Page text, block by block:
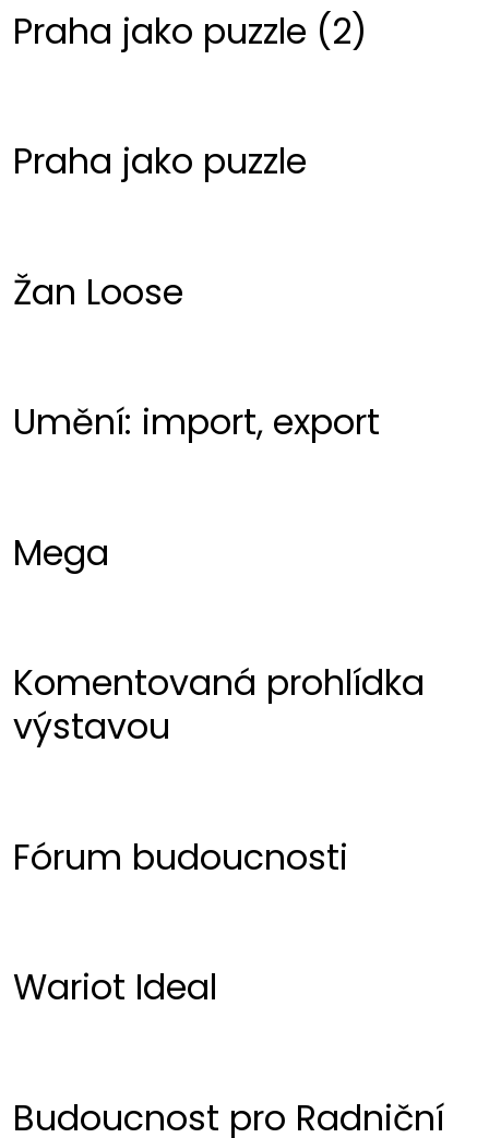
Praha jako puzzle (2)
Praha jako puzzle
Žan Loose
Umění: import, export
Mega
Komentovaná prohlídka
výstavou
Fórum budoucnosti
Wariot Ideal
Budoucnost pro Radniční